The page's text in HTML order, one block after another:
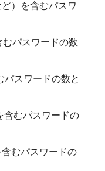
）を含むパスワ
パスワードの数
パスワードの数と
含むパスワードの
むパスワードの